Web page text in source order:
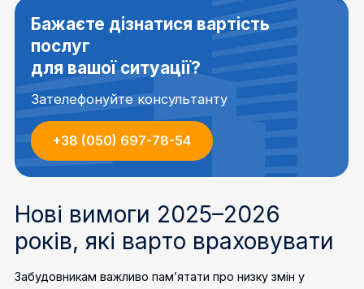
Бажаєте дізнатися вартість
послуг
для вашої ситуації?
Зателефонуйте консультанту
+38 (050) 697-78-54
Нові вимоги 2025–2026
років, які варто враховувати
Забудовникам важливо пам’ятати про низку змін у